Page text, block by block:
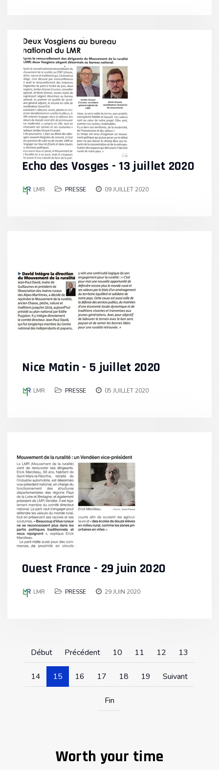
Echo des Vosges - 13 juillet 2020
LMR PRESSE 09 JUILLET 2020
Nice Matin - 5 juillet 2020
LMR PRESSE 05 JUILLET 2020
Ouest France - 29 juin 2020
LMR PRESSE 29 JUIN 2020
Début Précédent 10 11 12 13
14 15 16 17 18 19 Suivant
Fin
Worth your time